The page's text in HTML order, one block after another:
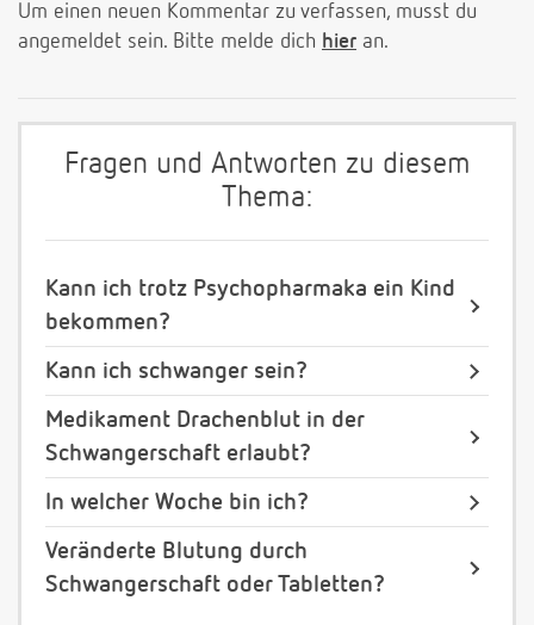
Um einen neuen Kommentar zu verfassen, musst du
angemeldet sein. Bitte melde dich hier an.
Fragen und Antworten zu diesem
Thema:
Kann ich trotz Psychopharmaka ein Kind
bekommen?
Kann ich schwanger sein?
Medikament Drachenblut in der
Schwangerschaft erlaubt?
In welcher Woche bin ich?
Veränderte Blutung durch
Schwangerschaft oder Tabletten?